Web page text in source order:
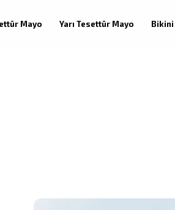
Mayo Yarı Tesettür Mayo Bikini